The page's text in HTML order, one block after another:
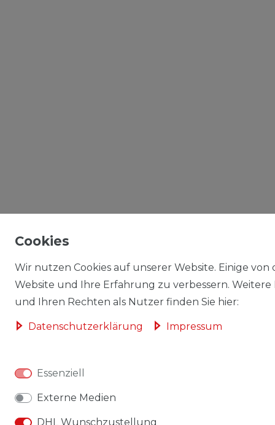
Cookies
Wir nutzen Cookies auf unserer Website. Einige
Website und Ihre Erfahrung zu verbessern.
und Ihren Rechten als Nutzer finden Sie hier:
Daten­schutz­erklärung Impressum
Essenziell
Externe Medien
DHL Wunschzustellung